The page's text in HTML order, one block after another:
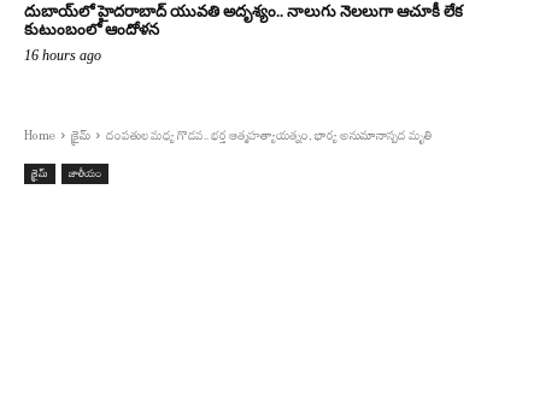
దుబాయ్‌లో హైదరాబాద్ యువతి అదృశ్యం.. నాలుగు నెలలుగా ఆచూకీ లేక
కుటుంబంలో ఆందోళన
16 hours ago